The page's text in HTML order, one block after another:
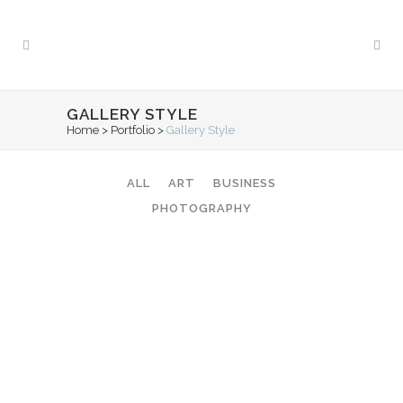
GALLERY STYLE
Home > Portfolio > Gallery Style
ALL ART
BUSINESS
PHOTOGRAPHY